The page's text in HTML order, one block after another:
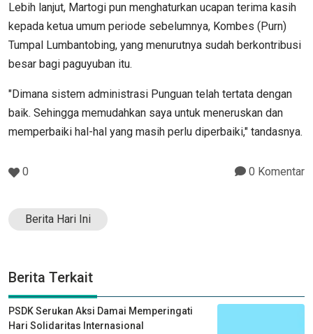
Lebih lanjut, Martogi pun menghaturkan ucapan terima kasih
kepada ketua umum periode sebelumnya, Kombes (Purn)
Tumpal Lumbantobing, yang menurutnya sudah berkontribusi
besar bagi paguyuban itu.
"Dimana sistem administrasi Punguan telah tertata dengan
baik. Sehingga memudahkan saya untuk meneruskan dan
memperbaiki hal-hal yang masih perlu diperbaiki," tandasnya.
0 0 Komentar
Berita Hari Ini
Berita Terkait
PSDK Serukan Aksi Damai Memperingati
Hari Solidaritas Internasional